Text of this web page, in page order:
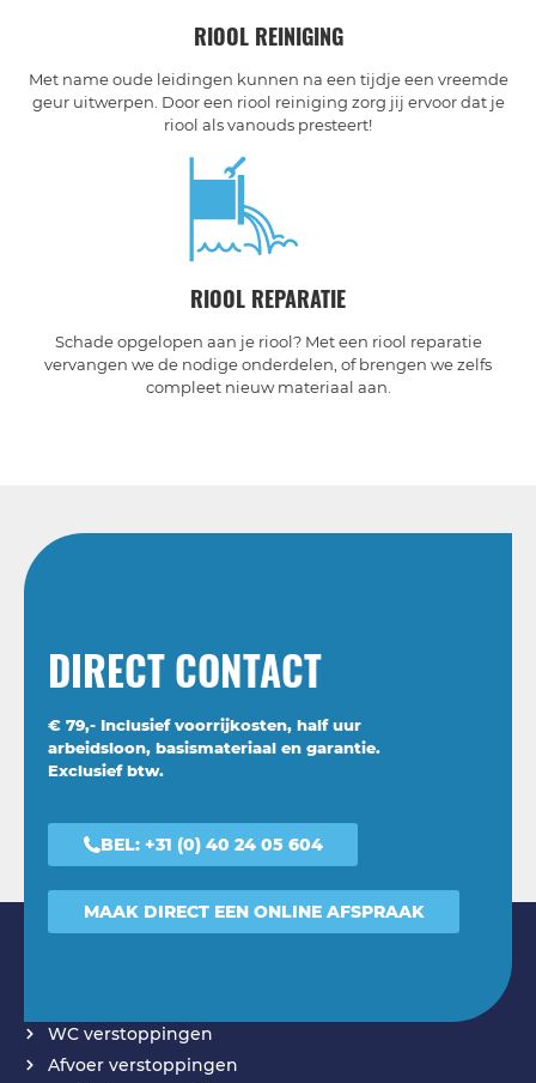
RIOOL REINIGING
Met name oude leidingen kunnen na een tijdje een vreemde
geur uitwerpen. Door een riool reiniging zorg jij ervoor dat je
riool als vanouds presteert!
RIOOL REPARATIE
Schade opgelopen aan je riool? Met een riool reparatie
vervangen we de nodige onderdelen, of brengen we zelfs
compleet nieuw materiaal aan.
DIRECT CONTACT
€ 79,- Inclusief voorrijkosten, half uur
arbeidsloon, basismateriaal en garantie.
Exclusief btw.
BEL: +31 (0) 40 24 05 604
MAAK DIRECT EEN ONLINE AFSPRAAK
WC verstoppingen
Afvoer verstoppingen